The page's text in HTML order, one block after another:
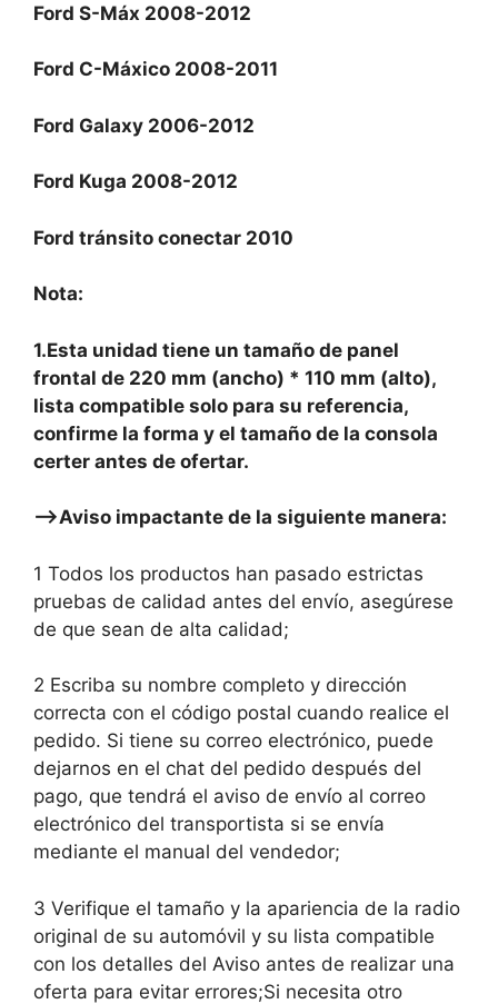
Ford S-Máx 2008-2012
Ford C-Máxico 2008-2011
Ford Galaxy 2006-2012
Ford Kuga 2008-2012
Ford tránsito conectar 2010
Nota:
1.Esta unidad tiene un tamaño de panel
frontal de 220 mm (ancho) * 110 mm (alto),
lista compatible solo para su referencia,
confirme la forma y el tamaño de la consola
certer antes de ofertar.
—–>Aviso impactante de la siguiente manera:
1 Todos los productos han pasado estrictas
pruebas de calidad antes del envío, asegúrese
de que sean de alta calidad;
2 Escriba su nombre completo y dirección
correcta con el código postal cuando realice el
pedido. Si tiene su correo electrónico, puede
dejarnos en el chat del pedido después del
pago, que tendrá el aviso de envío al correo
electrónico del transportista si se envía
mediante el manual del vendedor;
3 Verifique el tamaño y la apariencia de la radio
original de su automóvil y su lista compatible
con los detalles del Aviso antes de realizar una
oferta para evitar errores;Si necesita otro